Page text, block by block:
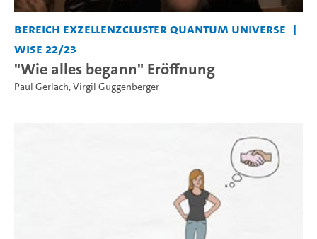
Bereich Exzellenzcluster Quantum Universe
WiSe 22/23
"Wie alles begann" Eröffnung
Paul Gerlach,Virgil Guggenberger